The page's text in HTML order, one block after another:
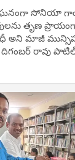
సోనియా
తృణ
మాజీ మున్సిప‌ల్
రావు పాటిల్